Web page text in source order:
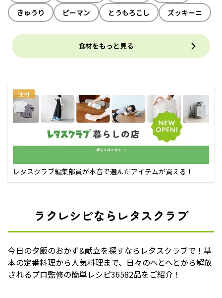
きゅうり
ピーマン とうもろこし ズッキーニ
食材をもっと見る
注目
レタスクラブ編集部員が本音で選んだアイテムが買える！
ラクレシピならレタスクラブ
今日の夕飯のおかず&献立を探すならレタスクラブで！基
本の定番料理から人気料理まで、日々のへとへとから解放
されるプロ監修の簡単レシピ36582品をご紹介！